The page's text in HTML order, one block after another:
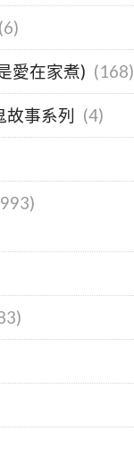
(6)
愛在家煮) (168)
故事系列 (4)